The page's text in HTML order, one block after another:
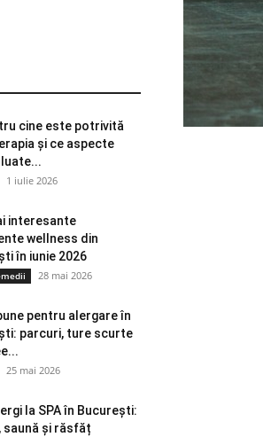
cine este potrivită
și ce aspecte
1 iulie 2026
interesante
wellness din
în iunie 2026
28 mai 2026
pentru alergare în
parcuri, ture scurte
25 mai 2026
la SPA în București:
saună și răsfăț